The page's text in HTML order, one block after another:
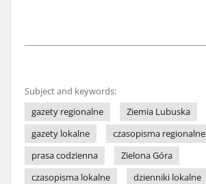
Subject and keywords:
gazety regionalne
Ziemia Lubuska
gazety lokalne
czasopisma regionalne
prasa codzienna
Zielona Góra
czasopisma lokalne
dzienniki lokalne